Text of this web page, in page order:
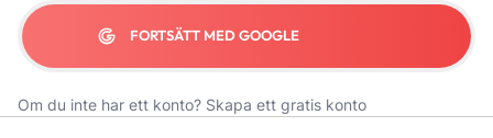
FORTSÄTT MED GOOGLE
Om du inte har ett konto? Skapa ett gratis konto